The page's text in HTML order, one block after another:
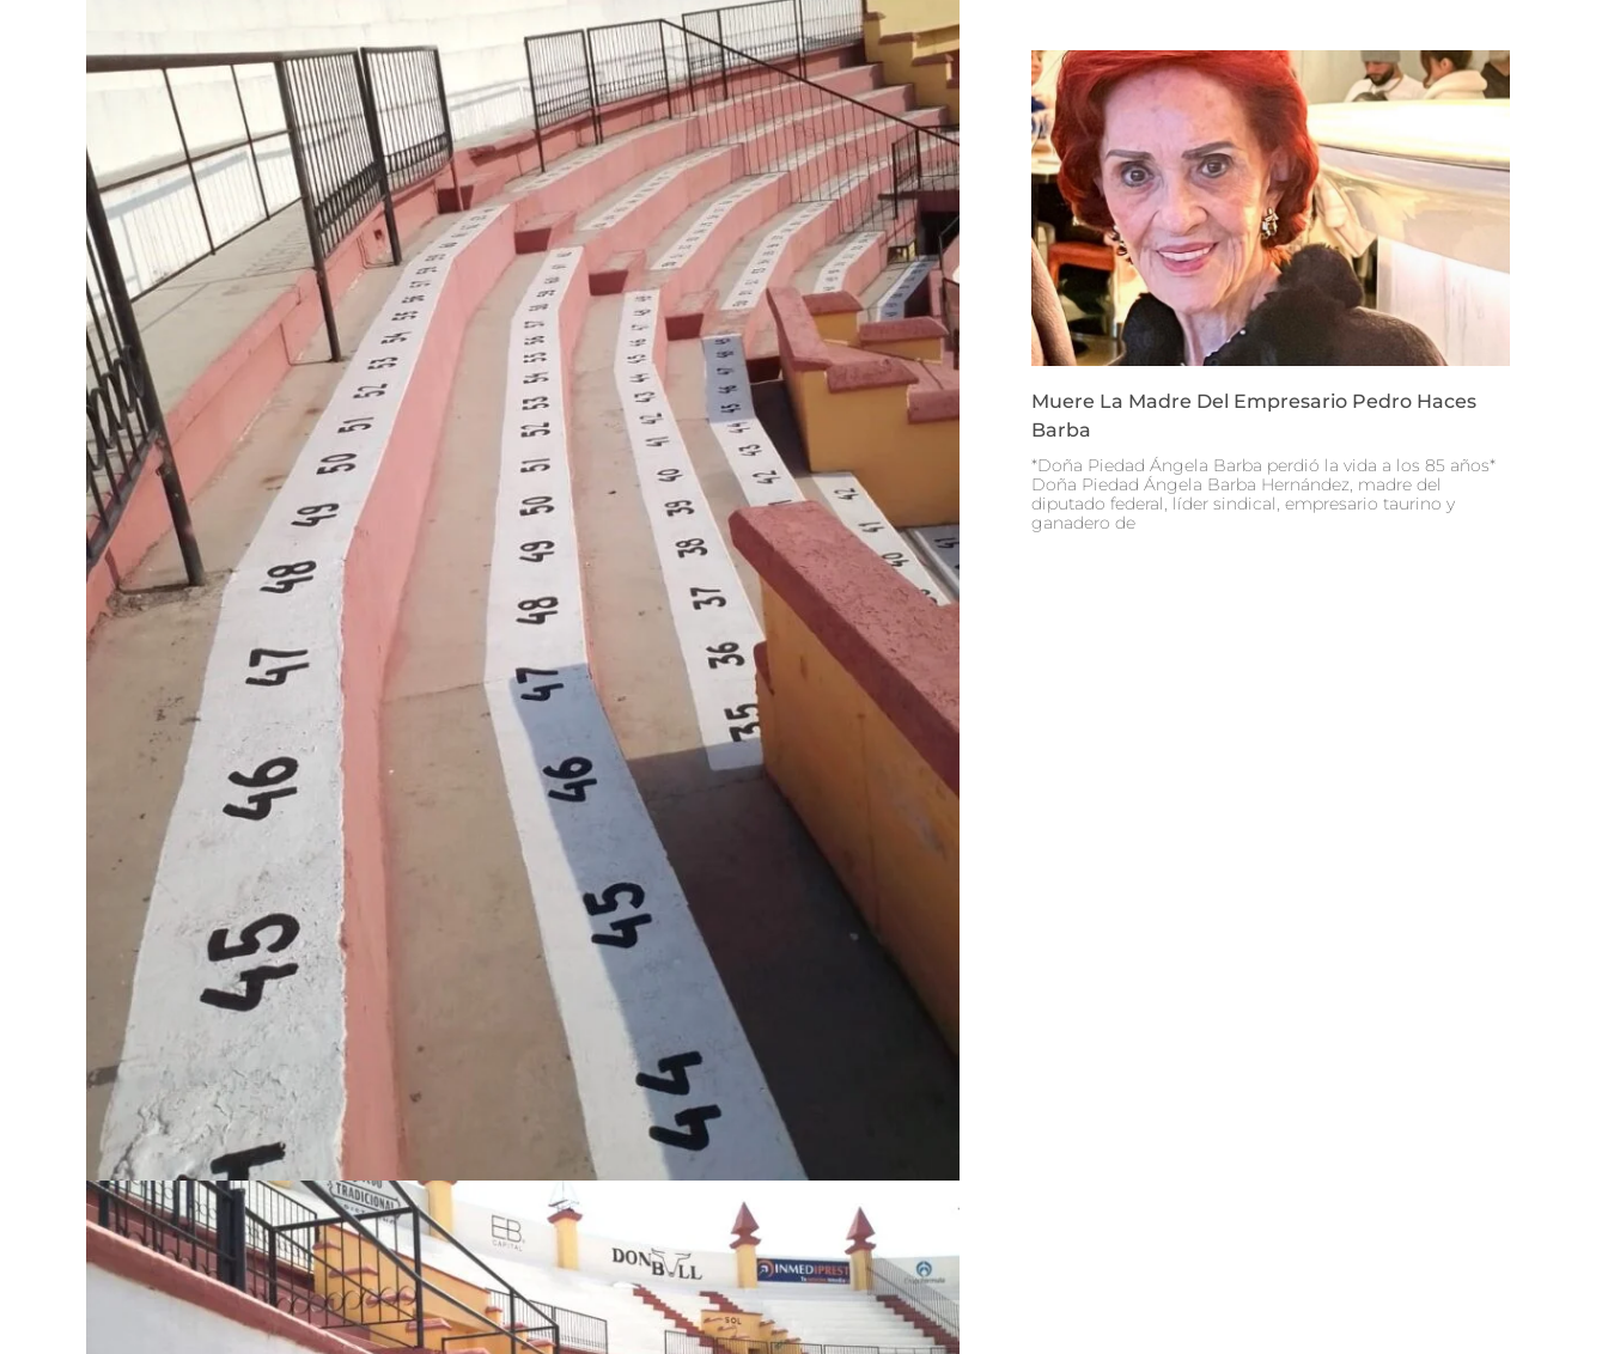
Muere La Madre Del Empresario Pedro Haces
Barba
*Doña Piedad Ángela Barba perdió la vida a los 85 años*
Doña Piedad Ángela Barba Hernández, madre del
diputado federal, líder sindical, empresario taurino y
ganadero de